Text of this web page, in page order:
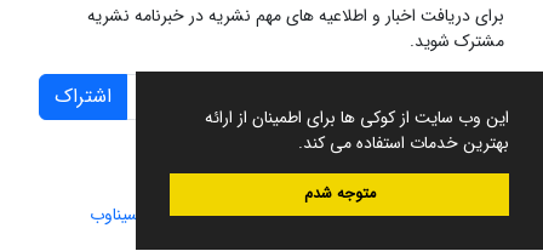
این وب سایت از کوکی ها برای اطمینان از ارائه
بهترین خدمات استفاده می کند.
متوجه شدم
برای دریافت اخبار و اطلاعیه های مهم نشریه در خبرنامه نشریه
مشترک شوید.
اشتراک
سامانه مدیریت نشریات علمی.طراحی و پیاده سازی از سیناوب